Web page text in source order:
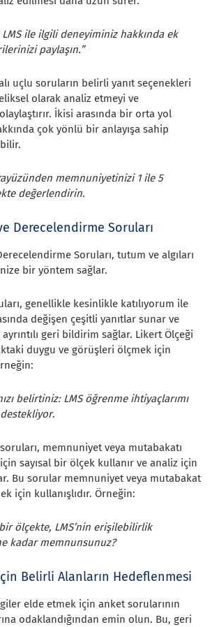
ile ilgili deneyiminiz hakkında ek
paylaşın.”
uçlu soruların belirli yanıt seçenekleri
olarak analiz etmeyi ve
İkisi arasında bir orta yol
çok yönlü bir anlayışa sahip
memnuniyetinizi 1 ile 5
değerlendirin.
Derecelendirme Soruları
Soruları, tutum ve algıları
bir yöntem sağlar.
genellikle kesinlikle katılıyorum ile
değişen çeşitli yanıtlar sunar ve
geri bildirim sağlar. Likert Ölçeği
duygu ve görüşleri ölçmek için
belirtiniz: LMS öğrenme ihtiyaçlarımı
.
memnuniyet veya mutabakatı
sayısal bir ölçek kullanır ve analiz için
Bu sorular memnuniyet veya mutabakat
için kullanışlıdır. Örneğin:
bir ölçekte, LMS’nin erişilebilirlik
kadar memnunsunuz?
Belirli Alanların Hedeflenmesi
elde etmek için anket sorularının
odaklandığından emin olun. Bu, geri